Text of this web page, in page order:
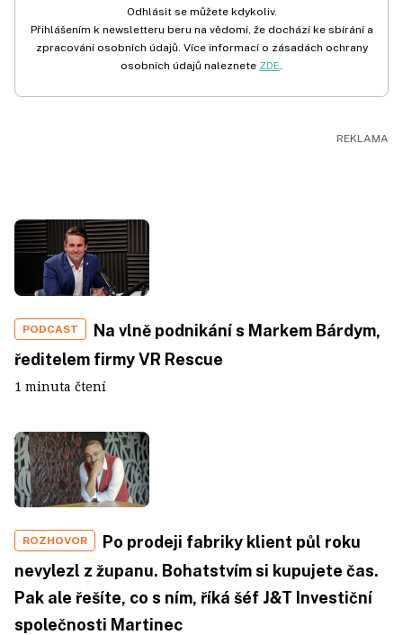
Odhlásit se můžete kdykoliv.
Přihlášením k newsletteru beru na vědomí, že dochází ke sbírání a
zpracování osobních údajů. Více informací o zásadách ochrany
osobních údajů naleznete ZDE.
PODCAST
Na vlně podnikání s Markem Bárdym,
ředitelem firmy VR Rescue
1 minuta čtení
ROZHOVOR
Po prodeji fabriky klient půl roku
nevylezl z županu. Bohatstvím si kupujete čas.
Pak ale řešíte, co s ním, říká šéf J&T Investiční
společnosti Martinec